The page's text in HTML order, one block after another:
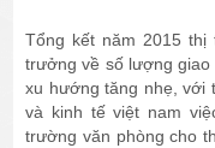
Tổng kết năm 2015 thị
trưởng về số lượng
xu hướng tăng nhẹ, với
và kinh tế việt nam
trường văn phòng cho